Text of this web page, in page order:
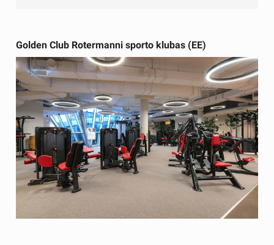
Golden Club Rotermanni sporto klubas (EE)